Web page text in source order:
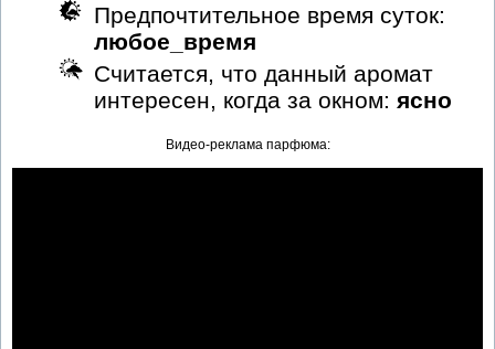
Предпочтительное время суток:
любое_время
Считается, что данный аромат
интересен, когда за окном: ясно
Видео-реклама парфюма: